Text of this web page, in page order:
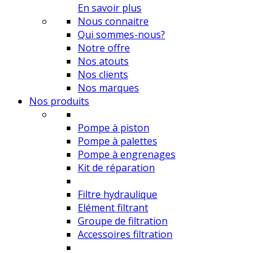
En savoir plus
Nous connaitre
Qui sommes-nous?
Notre offre
Nos atouts
Nos clients
Nos marques
Nos produits
Pompe à piston
Pompe à palettes
Pompe à engrenages
Kit de réparation
Filtre hydraulique
Elément filtrant
Groupe de filtration
Accessoires filtration